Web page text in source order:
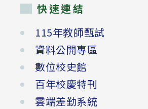
快速連結
115年教師甄試
資料公開專區
數位校史館
百年校慶特刊
雲端差勤系統